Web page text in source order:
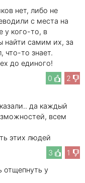
нет, либо не
с места на
у кого-то, в
найти самим их, за
что-то знает.
до единого!
0
2
да каждый
всем
этих людей
3
1
отщепнуть у